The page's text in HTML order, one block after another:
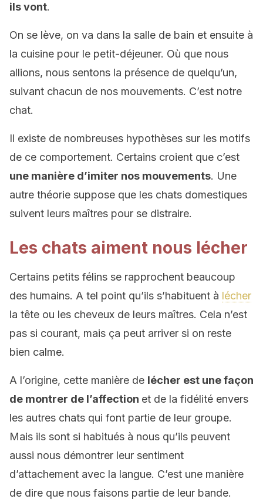
ils vont.
On se lève, on va dans la salle de bain et ensuite à
la cuisine pour le petit-déjeuner. Où que nous
allions, nous sentons la présence de quelqu’un,
suivant chacun de nos mouvements. C’est notre
chat.
Il existe de nombreuses hypothèses sur les motifs
de ce comportement. Certains croient que c’est
une manière d’imiter nos mouvements. Une
autre théorie suppose que les chats domestiques
suivent leurs maîtres pour se distraire.
Les chats aiment nous lécher
Certains petits félins se rapprochent beaucoup
des humains. A tel point qu’ils s’habituent à lécher
la tête ou les cheveux de leurs maîtres. Cela n’est
pas si courant, mais ça peut arriver si on reste
bien calme.
A l’origine, cette manière de lécher est une façon
de montrer de l’affection et de la fidélité envers
les autres chats qui font partie de leur groupe.
Mais ils sont si habitués à nous qu’ils peuvent
aussi nous démontrer leur sentiment
d’attachement avec la langue. C’est une manière
de dire que nous faisons partie de leur bande.